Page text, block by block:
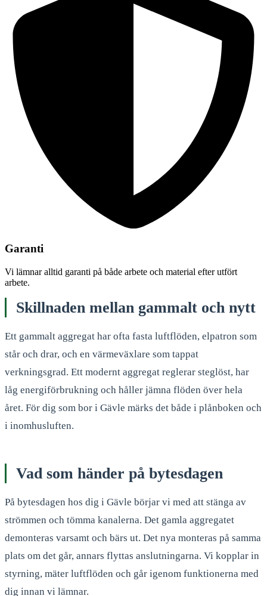
Garanti
Vi lämnar alltid garanti på både arbete och material efter utfört
arbete.
Skillnaden mellan gammalt och nytt
Ett gammalt aggregat har ofta fasta luftflöden, elpatron som
står och drar, och en värmeväxlare som tappat
verkningsgrad. Ett modernt aggregat reglerar steglöst, har
låg energiförbrukning och håller jämna flöden över hela
året. För dig som bor i Gävle märks det både i plånboken och
i inomhusluften.
Vad som händer på bytesdagen
På bytesdagen hos dig i Gävle börjar vi med att stänga av
strömmen och tömma kanalerna. Det gamla aggregatet
demonteras varsamt och bärs ut. Det nya monteras på samma
plats om det går, annars flyttas anslutningarna. Vi kopplar in
styrning, mäter luftflöden och går igenom funktionerna med
dig innan vi lämnar.